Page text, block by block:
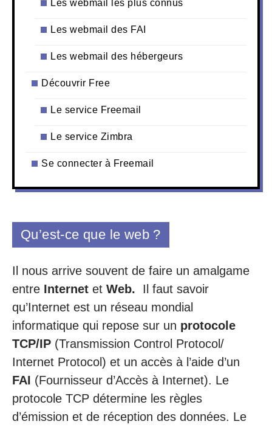
Les webmail les plus connus
Les webmail des FAI
Les webmail des hébergeurs
Découvrir Free
Le service Freemail
Le service Zimbra
Se connecter à Freemail
Qu’est-ce que le web ?
Il nous arrive souvent de faire un amalgame
entre Internet et Web.
Il faut savoir
qu’Internet est un réseau mondial
informatique qui repose sur un protocole
TCP/IP (Transmission Control Protocol/
Internet Protocol) et un accès à l’aide d’un
FAI (Fournisseur d’Accès à Internet). Le
protocole TCP détermine les règles
d’émission et de réception des données. Le